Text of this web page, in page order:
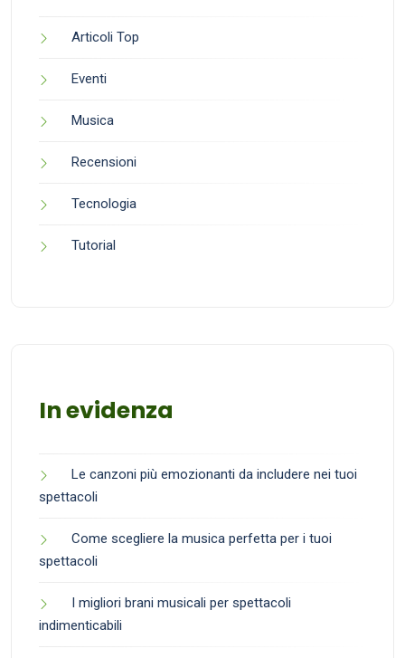
Articoli Top
Eventi
Musica
Recensioni
Tecnologia
Tutorial
In evidenza
Le canzoni più emozionanti da includere nei tuoi
spettacoli
Come scegliere la musica perfetta per i tuoi
spettacoli
I migliori brani musicali per spettacoli
indimenticabili